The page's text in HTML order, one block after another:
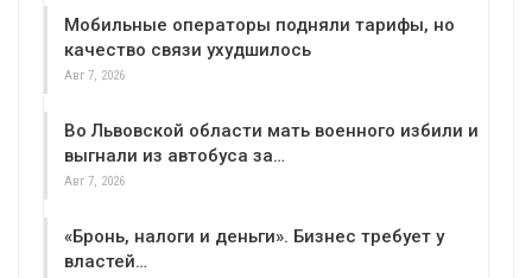
Мобильные операторы подняли тарифы, но
качество связи ухудшилось
Авг 7, 2026
Во Львовской области мать военного избили и
выгнали из автобуса за…
Авг 7, 2026
«Бронь, налоги и деньги». Бизнес требует у
властей…